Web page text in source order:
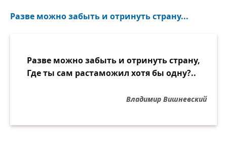
Разве можно забыть и отринуть страну...
Разве можно забыть и отринуть страну,
Где ты сам растаможил хотя бы одну?..
Владимир Вишневский